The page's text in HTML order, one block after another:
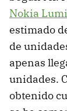
Nokia
estimado
de
apenas
unidades.
obtenido